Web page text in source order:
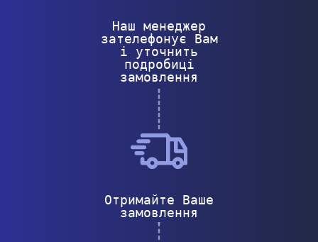
Наш менеджер
зателефонує Вам
і уточнить
подробиці
замовлення
Отримайте Ваше
замовлення